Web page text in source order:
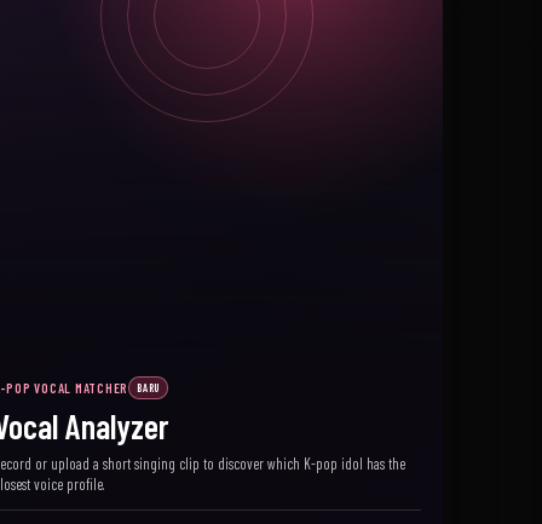
POP VOCAL MATCHER BARU
Analyzer
or upload a short singing clip to discover which K-pop idol has the
voice profile.